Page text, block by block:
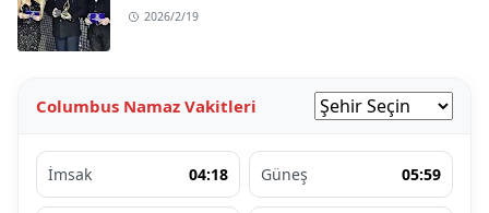
2026/2/19
Columbus Namaz Vakitleri
İmsak 04:18 Güneş 05:59